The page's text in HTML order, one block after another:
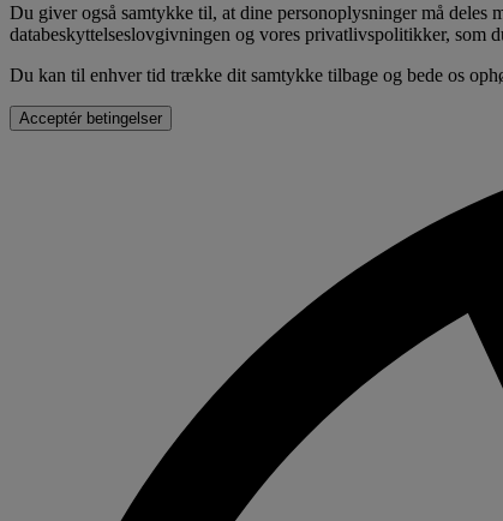
Du giver også samtykke til, at dine personoplysninger må deles
databeskyttelseslovgivningen og vores privatlivspolitikker, som
Du kan til enhver tid trække dit samtykke tilbage og bede os
Acceptér betingelser